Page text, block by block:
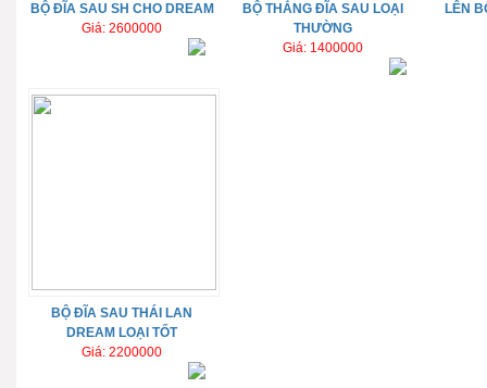
BỘ ĐĨA SAU SH CHO DREAM
Giá: 2600000
BỘ THẮNG ĐĨA SAU LOẠI
THƯỜNG
Giá: 1400000
LÊN
BỘ ĐĨA SAU THÁI LAN
DREAM LOẠI TỐT
Giá: 2200000